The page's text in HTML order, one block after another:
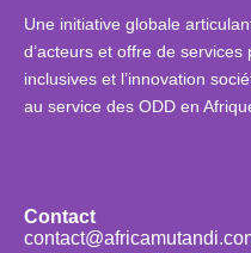
Une initiative globale
d’acteurs et offre de
inclusives et l’innovation
au service des ODD en
Contact